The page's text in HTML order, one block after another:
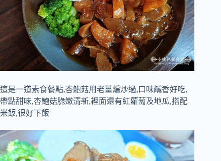
這是一道素食餐點,杏鮑菇用老薑煸炒過,口味鹹香好吃,
帶點甜味,杏鮑菇脆嫩清新,裡面還有紅蘿蔔及地瓜,搭配
米飯,很好下飯